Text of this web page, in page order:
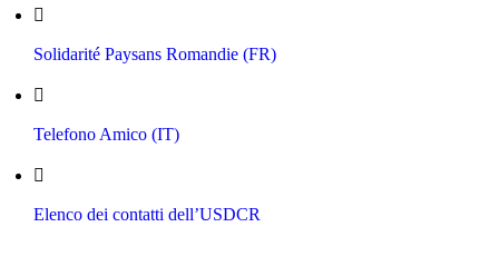
​Solidarité Paysans Romandie (FR)
Telefono Amico (IT)
Elenco dei contatti dell’USDCR